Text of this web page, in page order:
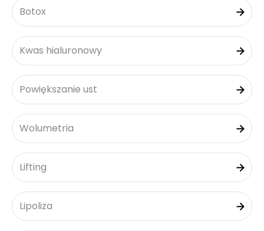
Botox
Kwas hialuronowy
Powiększanie ust
Wolumetria
Lifting
Lipoliza